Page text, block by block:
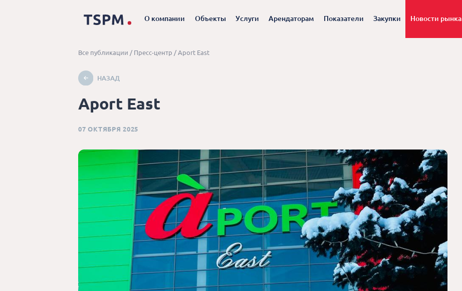
О компании Объекты Услуги Арендаторам Показатели Закупки Новости рынка
Все публикации / Пресс-центр / Aport East
НАЗАД
Aport East
07 ОКТЯБРЯ 2025